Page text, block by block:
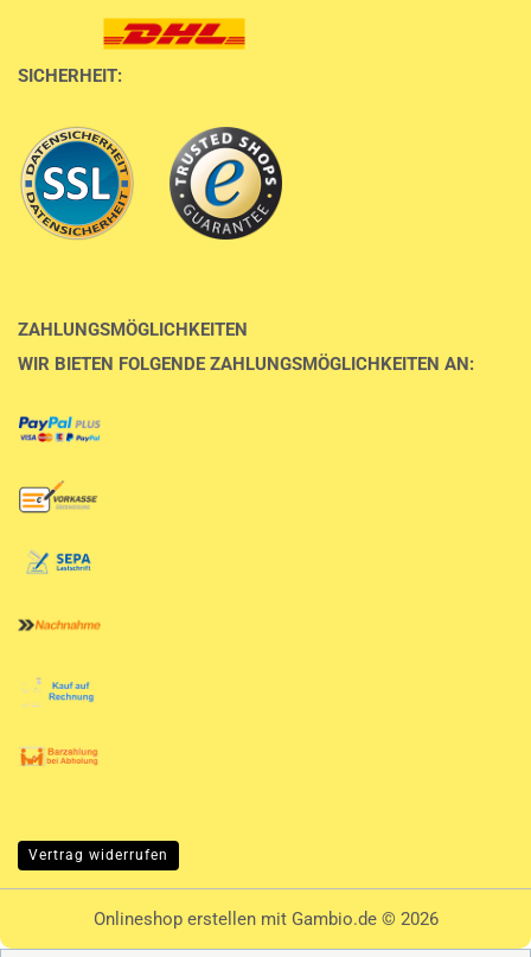
SICHERHEIT:
ZAHLUNGSMÖGLICHKEITEN
WIR BIETEN FOLGENDE ZAHLUNGSMÖGLICHKEITEN AN:
Vertrag widerrufen
Onlineshop erstellenmit Gambio.de © 2026